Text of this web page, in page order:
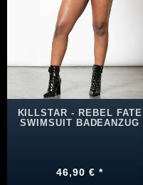
KILLSTAR - REBEL FATE
SWIMSUIT BADEANZUG
46,90 € *